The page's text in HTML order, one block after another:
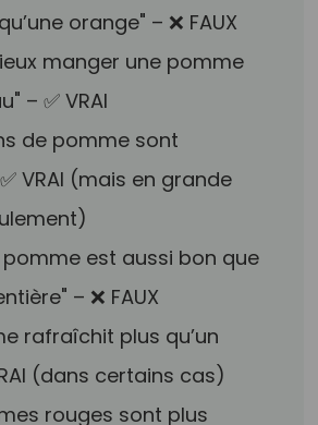
orange" – ❌ FAUX
manger une pomme
– ✅ VRAI
de pomme sont
VRAI (mais en grande
pomme est aussi bon que
– ❌ FAUX
rafraîchit plus qu’un
(dans certains cas)
rouges sont plus